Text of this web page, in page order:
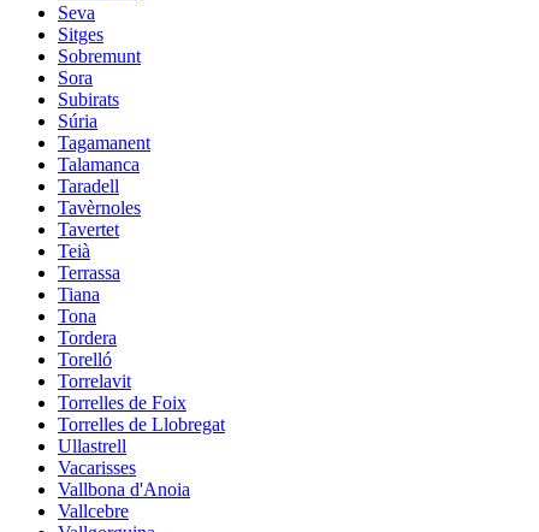
Seva
Sitges
Sobremunt
Sora
Subirats
Súria
Tagamanent
Talamanca
Taradell
Tavèrnoles
Tavertet
Teià
Terrassa
Tiana
Tona
Tordera
Torelló
Torrelavit
Torrelles de Foix
Torrelles de Llobregat
Ullastrell
Vacarisses
Vallbona d'Anoia
Vallcebre